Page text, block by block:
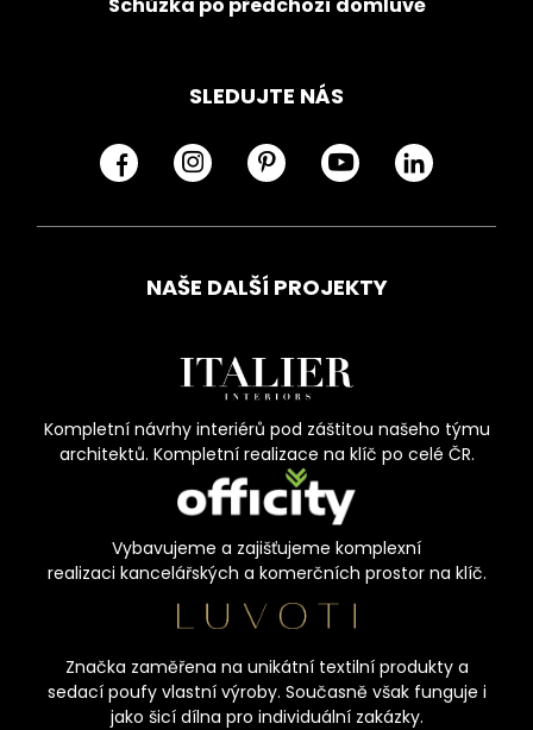
SLEDUJTE NÁS
NAŠE DALŠÍ PROJEKTY
Kompletní návrhy interiérů pod záštitou našeho týmu
architektů. Kompletní realizace na klíč po celé ČR.
Vybavujeme a zajišťujeme komplexní
realizaci kancelářských a komerčních prostor na klíč.
Značka zaměřena na unikátní textilní produkty a
sedací poufy vlastní výroby. Současně však funguje i
jako šicí dílna pro individuální zakázky.